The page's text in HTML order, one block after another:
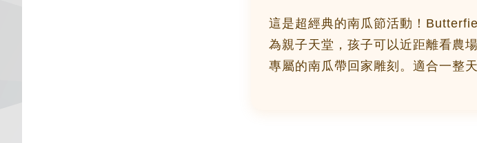
這是超經典的南瓜節活動！
為親子天堂，孩子可以近距離看農
專屬的南瓜帶回家雕刻。適合一整